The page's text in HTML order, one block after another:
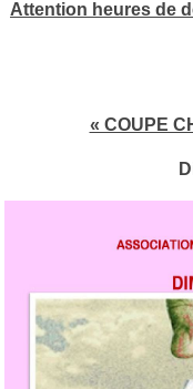
Attention heures de
« COUPE